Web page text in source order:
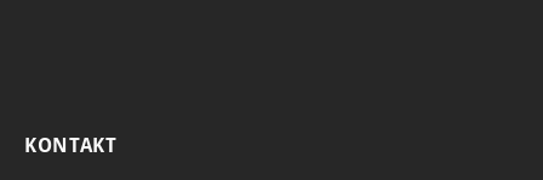
KONTAKT